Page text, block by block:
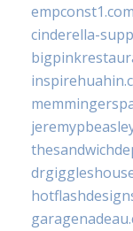
empconst1.com
cinderella-